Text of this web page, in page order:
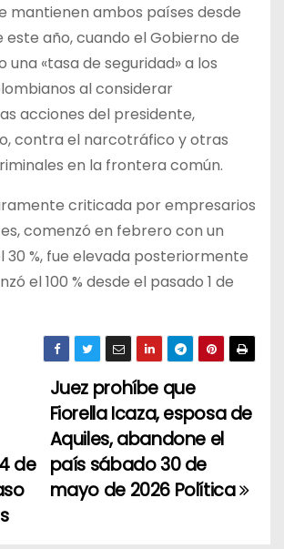
mantienen ambos países desde
este año, cuando el Gobierno de
una «tasa de seguridad» a los
al considerar
acciones del presidente,
contra el narcotráfico y otras
en la frontera común.
criticada por empresarios
comenzó en febrero con un
30 %, fue elevada posteriormente
el 100 % desde el pasado 1 de
Juez prohíbe que
Fiorella Icaza, esposa de
Aquiles, abandone el
país sábado 30 de
mayo de 2026 Política
de